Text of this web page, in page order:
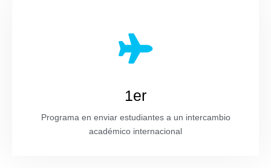
1er
Programa en enviar estudiantes a un intercambio
académico internacional